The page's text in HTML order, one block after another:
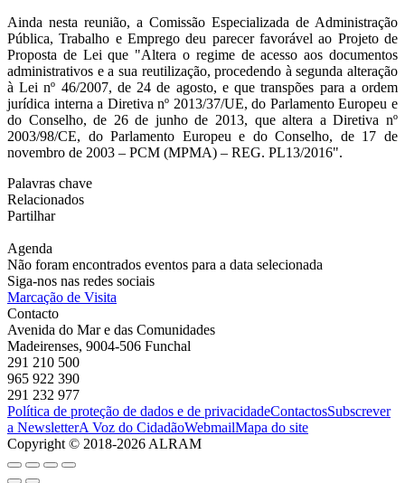
Ainda nesta reunião, a Comissão Especializada de Administração
Pública, Trabalho e Emprego deu parecer favorável ao Projeto de
Proposta de Lei que "Altera o regime de acesso aos documentos
administrativos e a sua reutilização, procedendo à segunda alteração
à Lei nº 46/2007, de 24 de agosto, e que transpões para a ordem
jurídica interna a Diretiva nº 2013/37/UE, do Parlamento Europeu e
do Conselho, de 26 de junho de 2013, que altera a Diretiva nº
2003/98/CE, do Parlamento Europeu e do Conselho, de 17 de
novembro de 2003 – PCM (MPMA) – REG. PL13/2016".
Palavras chave
Relacionados
Partilhar
Agenda
Não foram encontrados eventos para a data selecionada
Siga-nos nas redes sociais
Marcação de Visita
Contacto
Avenida do Mar e das Comunidades
Madeirenses, 9004-506 Funchal
291 210 500
965 922 390
291 232 977
Política de proteção de dados e de privacidadeContactosSubscrever
a NewsletterA Voz do CidadãoWebmailMapa do site
Copyright © 2018-2026 ALRAM